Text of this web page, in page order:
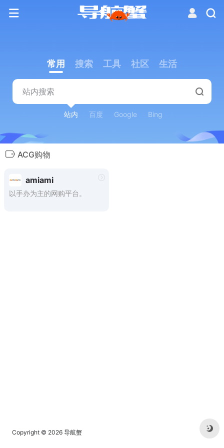
常用 搜索 工具 社区 生活
站内 百度 Google Bing
ACG购物
amiami
以手办为主的网购平台。
Copyright © 2026 导航蟹